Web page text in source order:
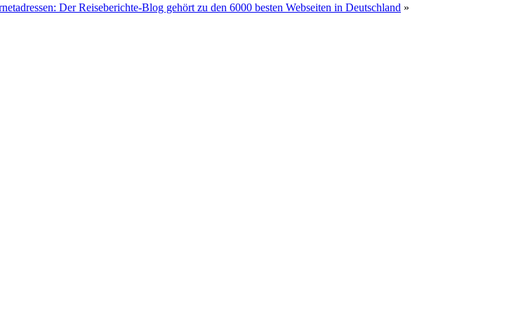
Der Reiseberichte-Blog gehört zu den 6000 besten Webseiten in Deutschland »